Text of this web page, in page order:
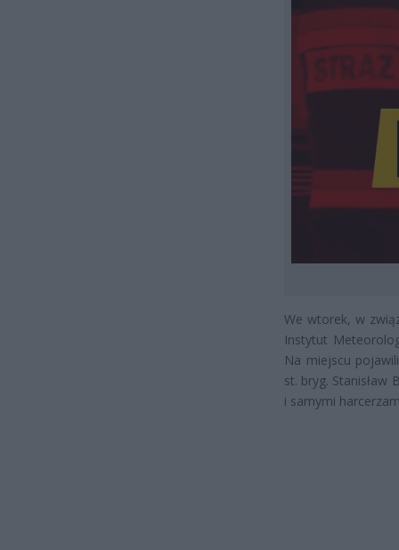
We wtorek, w
Instytut
Na miejscu
st. bryg.
i samymi